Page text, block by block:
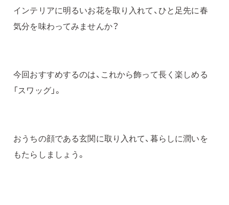
インテリアに明るいお花を取り入れて、ひと足先に春
気分を味わってみませんか？
今回おすすめするのは、これから飾って長く楽しめる
「スワッグ」。
おうちの顔である玄関に取り入れて、暮らしに潤いを
もたらしましょう。